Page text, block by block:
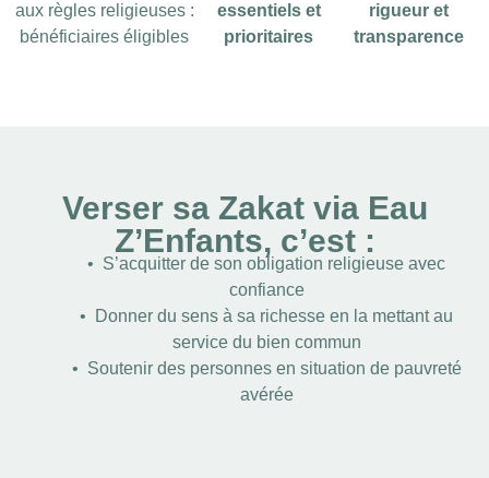
aux règles religieuses :
bénéficiaires éligibles
essentiels et
prioritaires
rigueur et
transparence
Verser sa Zakat via Eau
Z’Enfants, c’est :
• S’acquitter de son obligation religieuse avec
confiance
• Donner du sens à sa richesse en la mettant au
service du bien commun
• Soutenir des personnes en situation de pauvreté
avérée